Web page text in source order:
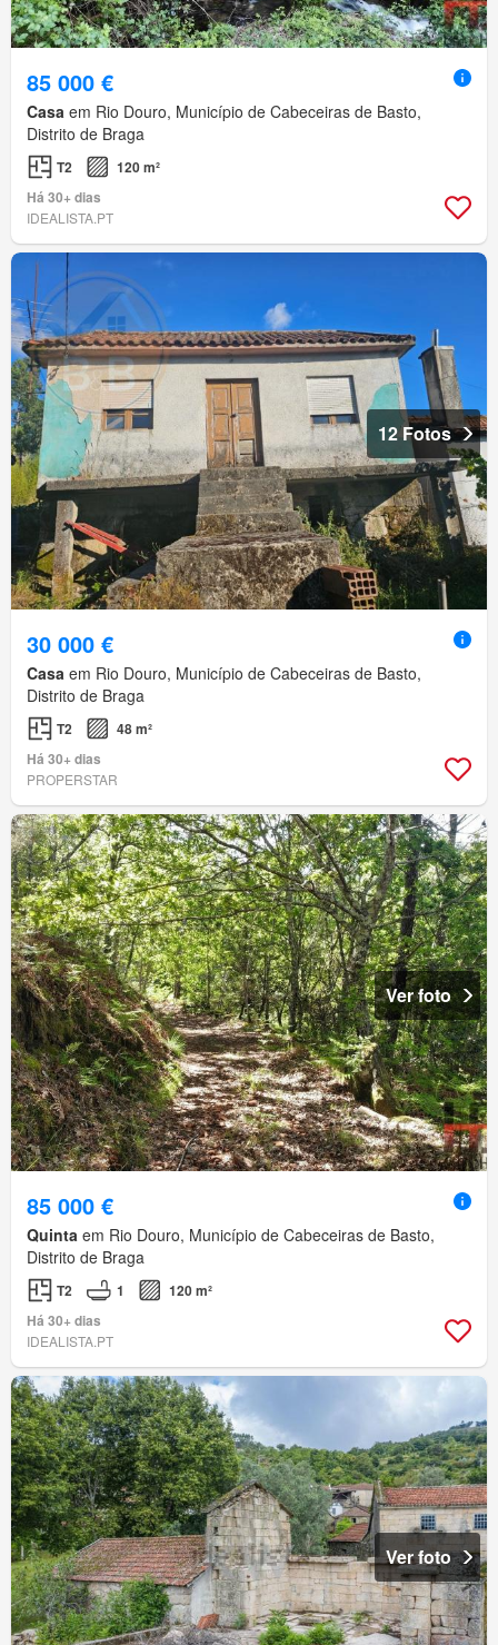
85 000 €
Casa em Rio Douro, Município de Cabeceiras de Basto,
Distrito de Braga
T2
120 m²
Há 30+ dias
IDEALISTA.PT
12 Fotos
30 000 €
Casa em Rio Douro, Município de Cabeceiras de Basto,
Distrito de Braga
T2
48 m²
Há 30+ dias
PROPERSTAR
Ver foto
85 000 €
Quinta em Rio Douro, Município de Cabeceiras de Basto,
Distrito de Braga
T2 1
120 m²
Há 30+ dias
IDEALISTA.PT
Ver foto